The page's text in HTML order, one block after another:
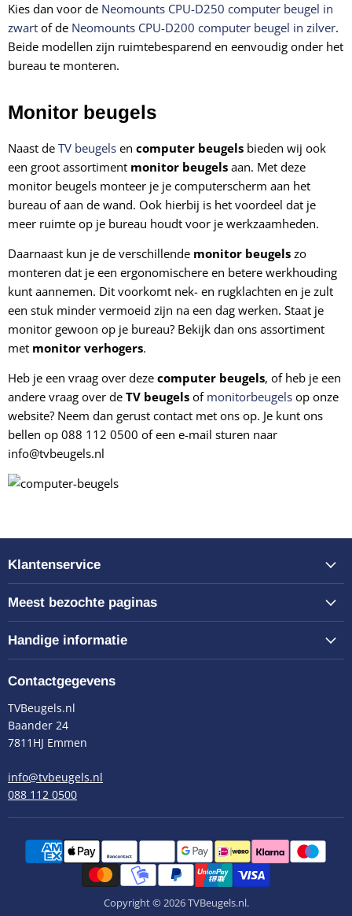
Kies dan voor de Neomounts CPU-D250 computer beugel in
zwart of de Neomounts CPU-D200 computer beugel in zilver.
Beide modellen zijn ruimtebesparend en eenvoudig onder het
bureau te monteren.
Monitor beugels
Naast de TV beugels en computer beugels bieden wij ook
een groot assortiment monitor beugels aan. Met deze
monitor beugels monteer je je computerscherm aan het
bureau of aan de wand. Ook hierbij is het voordeel dat je
meer ruimte op je bureau houdt voor je werkzaamheden.
Daarnaast kun je de verschillende monitor beugels zo
monteren dat je een ergonomischere en betere werkhouding
kunt aannemen. Dit voorkomt nek- en rugklachten en je zult
een stuk minder vermoeid zijn na een dag werken. Staat je
monitor gewoon op je bureau? Bekijk dan ons assortiment
met monitor verhogers.
Heb je een vraag over deze computer beugels, of heb je een
andere vraag over de TV beugels of monitorbeugels op onze
website? Neem dan gerust contact met ons op. Je kunt ons
bellen op 088 112 0500 of een e-mail sturen naar
info@tvbeugels.nl
Klantenservice
Meest bezochte paginas
Handige informatie
Contactgegevens
TVBeugels.nl
Baander 24
7811HJ Emmen
info@tvbeugels.nl
088 112 0500
Copyright © 2026 TVBeugels.nl.